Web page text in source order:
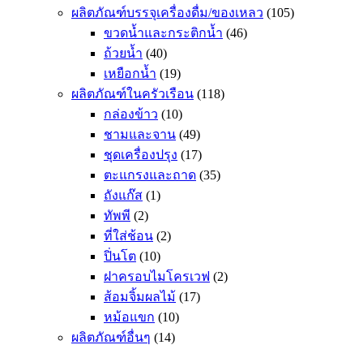
ผลิตภัณฑ์บรรจุเครื่องดื่ม/ของเหลว (105)
ขวดน้ำและกระติกน้ำ (46)
ถ้วยน้ำ (40)
เหยือกน้ำ (19)
ผลิตภัณฑ์ในครัวเรือน (118)
กล่องข้าว (10)
ชามและจาน (49)
ชุดเครื่องปรุง (17)
ตะแกรงและถาด (35)
ถังแก๊ส (1)
ทัพพี (2)
ที่ใส่ช้อน (2)
ปิ่นโต (10)
ฝาครอบไมโครเวฟ (2)
ส้อมจิ้มผลไม้ (17)
หม้อแขก (10)
ผลิตภัณฑ์อื่นๆ (14)